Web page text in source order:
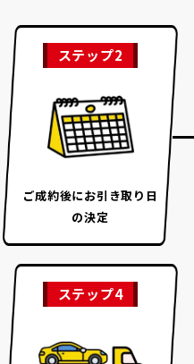
ステップ2
ご成約後にお引き取り日
の決定
ステップ4